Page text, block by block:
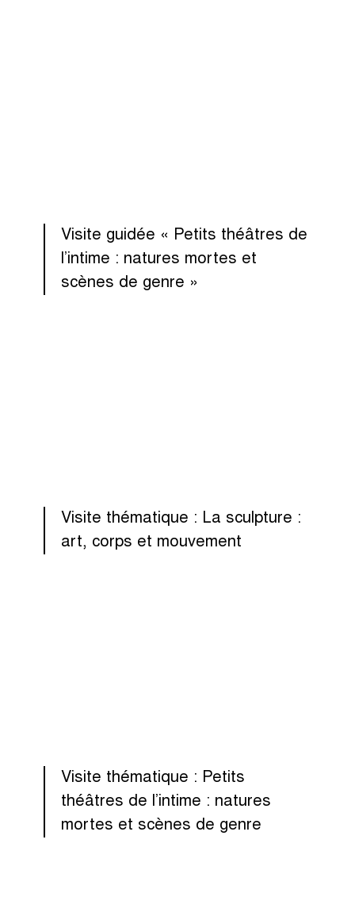
Visite guidée « Petits théâtres de
l’intime : natures mortes et
scènes de genre »
Visite thématique : La sculpture :
art, corps et mouvement
Visite thématique : Petits
théâtres de l’intime : natures
mortes et scènes de genre